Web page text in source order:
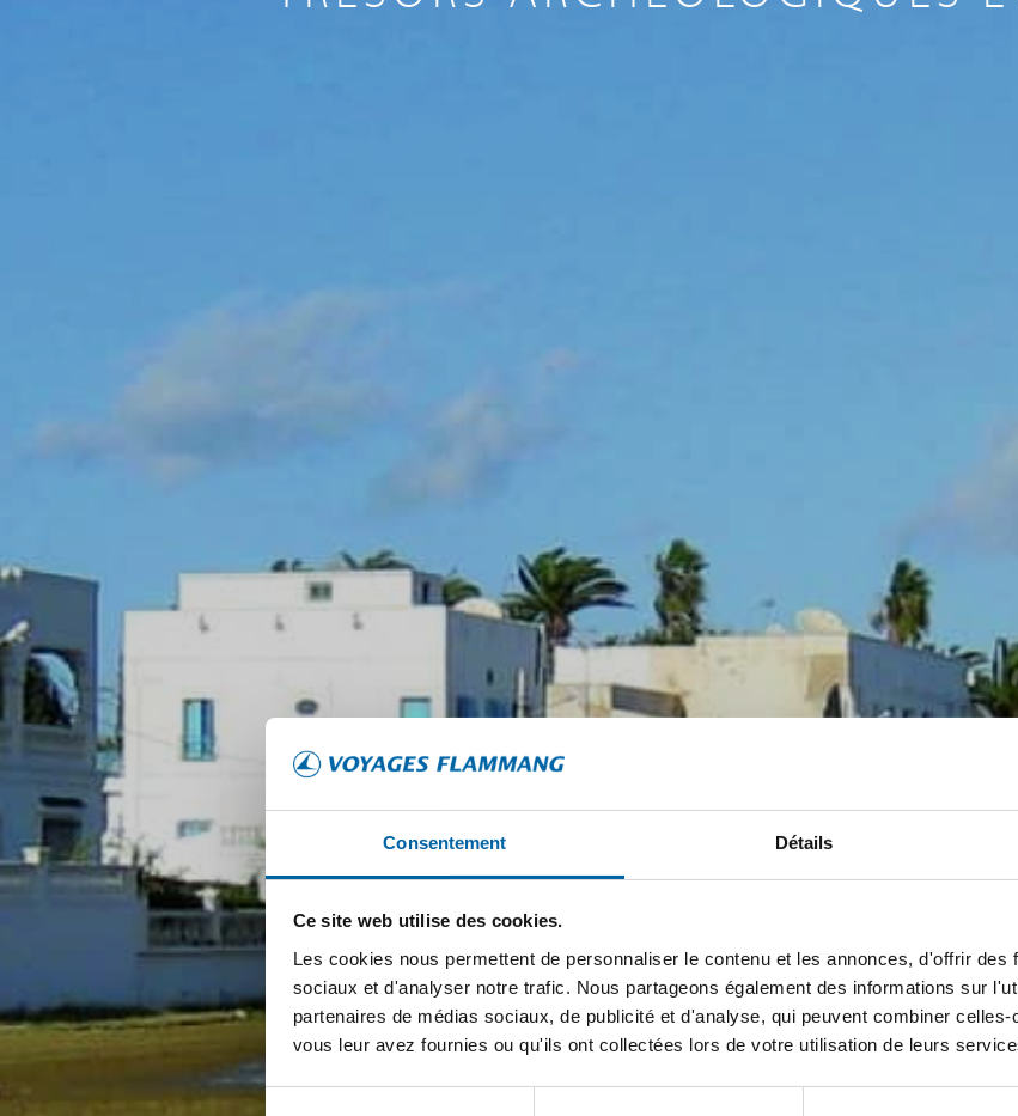
Consentement Détails
Ce site web utilise des cookies.
Les cookies nous permettent de personnaliser le contenu et les annonces, d'offrir des
sociaux et d'analyser notre trafic. Nous partageons également des informations sur
partenaires de médias sociaux, de publicité et d'analyse, qui peuvent combiner
vous leur avez fournies ou qu'ils ont collectées lors de votre utilisation de leurs